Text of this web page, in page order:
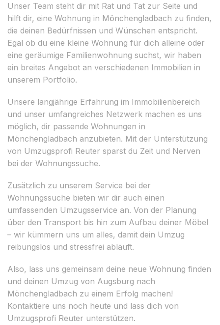
Unser Team steht dir mit Rat und Tat zur Seite und
hilft dir, eine Wohnung in Mönchengladbach zu finden,
die deinen Bedürfnissen und Wünschen entspricht.
Egal ob du eine kleine Wohnung für dich alleine oder
eine geräumige Familienwohnung suchst, wir haben
ein breites Angebot an verschiedenen Immobilien in
unserem Portfolio.
Unsere langjährige Erfahrung im Immobilienbereich
und unser umfangreiches Netzwerk machen es uns
möglich, dir passende Wohnungen in
Mönchengladbach anzubieten. Mit der Unterstützung
von Umzugsprofi Reuter sparst du Zeit und Nerven
bei der Wohnungssuche.
Zusätzlich zu unserem Service bei der
Wohnungssuche bieten wir dir auch einen
umfassenden Umzugsservice an. Von der Planung
über den Transport bis hin zum Aufbau deiner Möbel
– wir kümmern uns um alles, damit dein Umzug
reibungslos und stressfrei abläuft.
Also, lass uns gemeinsam deine neue Wohnung finden
und deinen Umzug von Augsburg nach
Mönchengladbach zu einem Erfolg machen!
Kontaktiere uns noch heute und lass dich von
Umzugsprofi Reuter unterstützen.